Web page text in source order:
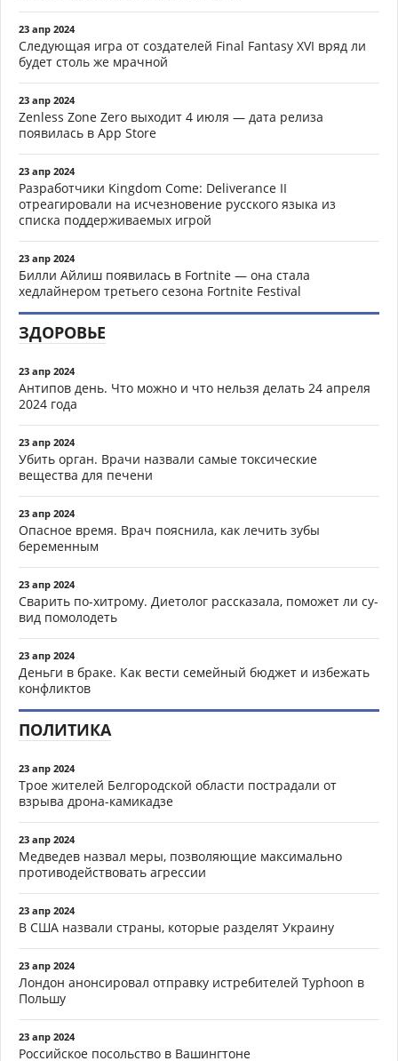
23 апр 2024
Следующая игра от создателей Final Fantasy XVI вряд ли
будет столь же мрачной
23 апр 2024
Zenless Zone Zero выходит 4 июля — дата релиза
появилась в App Store
23 апр 2024
Разработчики Kingdom Come: Deliverance II
отреагировали на исчезновение русского языка из
списка поддерживаемых игрой
23 апр 2024
Билли Айлиш появилась в Fortnite — она стала
хедлайнером третьего сезона Fortnite Festival
ЗДОРОВЬЕ
23 апр 2024
Антипов день. Что можно и что нельзя делать 24 апреля
2024 года
23 апр 2024
Убить орган. Врачи назвали самые токсические
вещества для печени
23 апр 2024
Опасное время. Врач пояснила, как лечить зубы
беременным
23 апр 2024
Сварить по-хитрому. Диетолог рассказала, поможет ли су-
вид помолодеть
23 апр 2024
Деньги в браке. Как вести семейный бюджет и избежать
конфликтов
ПОЛИТИКА
23 апр 2024
Трое жителей Белгородской области пострадали от
взрыва дрона-камикадзе
23 апр 2024
Медведев назвал меры, позволяющие максимально
противодействовать агрессии
23 апр 2024
В США назвали страны, которые разделят Украину
23 апр 2024
Лондон анонсировал отправку истребителей Typhoon в
Польшу
23 апр 2024
Российское посольство в Вашингтоне